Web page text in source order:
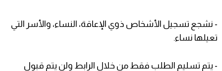
- نشجع تسجيل الأشخاص ذوي الإعاقة، النساء، والأسر التي
تعيلها نساء.
- يتم تسليم الطلب فقط من خلال الرابط ولن يتم قبول